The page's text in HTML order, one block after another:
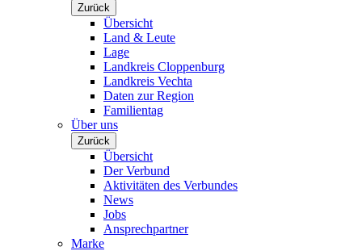
Zurück
Übersicht
Land & Leute
Lage
Landkreis Cloppenburg
Landkreis Vechta
Daten zur Region
Familientag
Über uns
Zurück
Übersicht
Der Verbund
Aktivitäten des Verbundes
News
Jobs
Ansprechpartner
Marke